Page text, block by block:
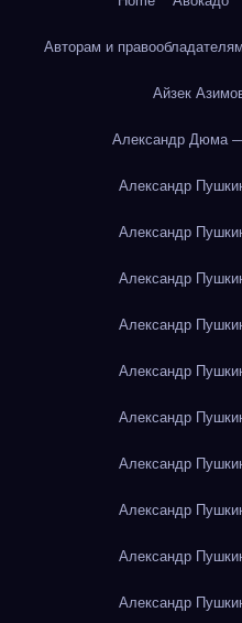
Авторам и правообладателям
Айзек
Александр Дюма
Александр
Александр
Александр
Александр
Александр
Александр
Александр
Александр
Александр
Александр